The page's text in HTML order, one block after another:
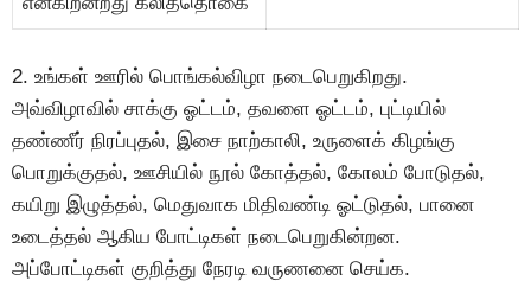
2. உங்கள் ஊரில் பொங்கல்விழா நடைபெறுகிறது.
அவ்விழாவில் சாக்கு ஓட்டம், தவளை ஓட்டம், புட்டியில்
தண்ணீர் நிரப்புதல், இசை நாற்காலி, உருளைக் கிழங்கு
பொறுக்குதல், ஊசியில் நூல் கோத்தல், கோலம் போடுதல்,
கயிறு இழுத்தல், மெதுவாக மிதிவண்டி ஓட்டுதல், பானை
உடைத்தல் ஆகிய போட்டிகள் நடைபெறுகின்றன.
அப்போட்டிகள் குறித்து நேரடி வருணனை செய்க.